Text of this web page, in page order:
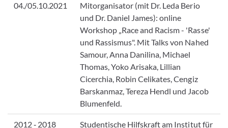
04./05.10.2021
Mitorganisator (mit Dr. Leda Berio
und Dr. Daniel James): online
Workshop „Race and Racism - 'Rasse'
und Rassismus". Mit Talks von Nahed
Samour, Anna Danilina, Michael
Thomas, Yoko Arisaka, Lillian
Cicerchia, Robin Celikates, Cengiz
Barskanmaz, Tereza Hendl und Jacob
Blumenfeld.
2012 ‑ 2018
Studentische Hilfskraft am Institut für